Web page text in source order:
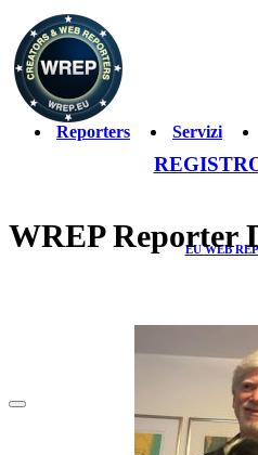
EU WEB
Reporters Servizi
WREP Reporter